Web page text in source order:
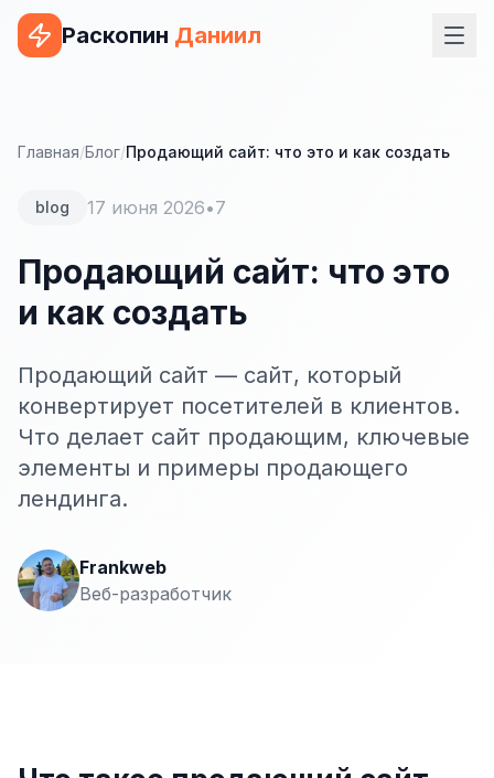
Раскопин Даниил
ВЕБ-РАЗРАБОТКА
Сайт на Tilda
Сайт на OpenCart
Сайт на Bitrix24
Сайт на ModX
Сайт на Laravel
КОНТЕКСТНАЯ РЕКЛАМА
Главная/Блог/Продающий сайт: что это и как создать
blog 17 июня 2026•7
Продающий сайт: что это
и как создать
Продающий сайт — сайт, который
конвертирует посетителей в клиентов.
Что делает сайт продающим, ключевые
элементы и примеры продающего
лендинга.
Frankweb
Веб-разработчик